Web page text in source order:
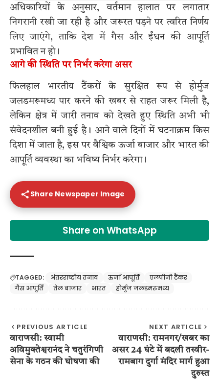
अधिकारियों के अनुसार, वर्तमान हालात पर लगातार
निगरानी रखी जा रही है और जरूरत पड़ने पर त्वरित निर्णय
लिए जाएंगे, ताकि देश में गैस और ईंधन की आपूर्ति
प्रभावित न हो।
आगे की स्थिति पर निर्भर करेगा असर
फिलहाल भारतीय टैंकरों के सुरक्षित रूप से होर्मुज
जलडमरूमध्य पार करने की खबर से राहत जरूर मिली है,
लेकिन क्षेत्र में जारी तनाव को देखते हुए स्थिति अभी भी
संवेदनशील बनी हुई है। आने वाले दिनों में घटनाक्रम किस
दिशा में जाता है, इस पर वैश्विक ऊर्जा बाजार और भारत की
आपूर्ति व्यवस्था का भविष्य निर्भर करेगा।
Share Newspaper Image
Share on WhatsApp
TAGGED: अंतरराष्ट्रीय तनाव ऊर्जा आपूर्ति
एलपीजी टैंकर
गैस आपूर्ति
तेल बाजार भारत होर्मुज जलडमरूमध्य
PREVIOUS ARTICLE
वाराणसी: स्वामी
अविमुक्तेश्वरानंद ने चतुरंगिणी
सेना के गठन की घोषणा की
NEXT ARTICLE
वाराणसी: रामनगर/खबर का
असर 24 घंटे में बदली तस्वीर-
रामबाग दुर्गा मंदिर मार्ग हुआ
दुरुस्त